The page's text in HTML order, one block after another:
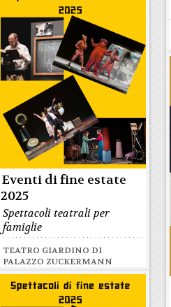
Eventi di fine estate
2025
Spettacoli teatrali per
famiglie
TEATRO GIARDINO DI
PALAZZO ZUCKERMANN